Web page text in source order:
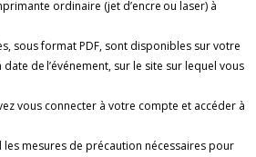
ordinaire (jet d’encre ou laser) à
sous format PDF, sont disponibles sur votre
date de l’événement, sur le site sur lequel vous
vous connecter à votre compte et accéder à
les mesures de précaution nécessaires pour